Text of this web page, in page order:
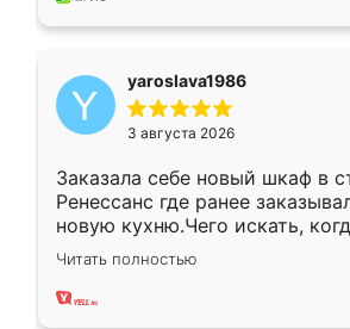
yaroslava1986
3 августа 2026
Заказала себе новый шкаф в
Ренессанс где ранее
новую кухню.Чего искать,
вполне довольна. Служит
два года, нареканий нет.
Читать полностью